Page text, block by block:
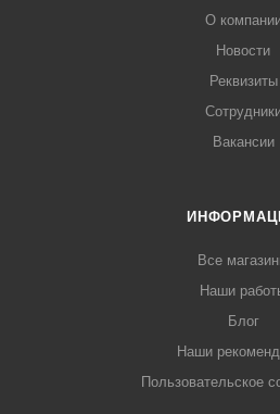
О
Новости
Реквизиты
Вакансии
Все
Наши
Блог
Наши
Пользовательское